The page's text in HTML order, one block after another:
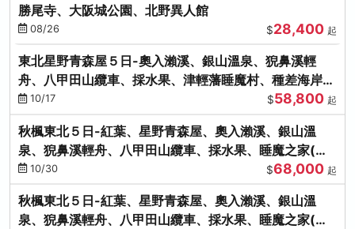
勝尾寺、大阪城公園、北野異人館
08/26 $28,400 起
東北星野青森屋５日-奧入瀨溪、銀山溫泉、猊鼻溪輕
舟、八甲田山纜車、採水果、津輕藩睡魔村、種差海岸
(不進免稅店)
10/17 $58,800 起
秋楓東北５日-紅葉、星野青森屋、奧入瀨溪、銀山溫
泉、猊鼻溪輕舟、八甲田山纜車、採水果、睡魔之家(不
進免稅店)
10/30 $68,000 起
秋楓東北５日-紅葉、星野青森屋、奧入瀨溪、銀山溫
泉、猊鼻溪輕舟、八甲田山纜車、採水果、睡魔之家(不